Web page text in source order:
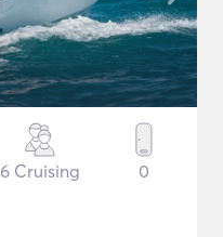
6 Cruising 0